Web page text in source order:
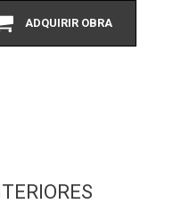
ADQUIRIR OBRA